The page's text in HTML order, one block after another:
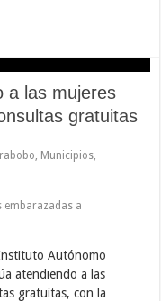
a las mujeres
gratuitas
Municipios
embarazadas a
Autónomo
atendiendo a las
gratuitas, con la